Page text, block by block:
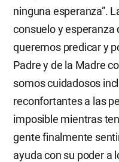
ninguna esperanza”.
consuelo y esperanza
queremos predicar y
Padre y de la Madre
somos cuidadosos
reconfortantes a las
imposible mientras
gente finalmente
ayuda con su poder a